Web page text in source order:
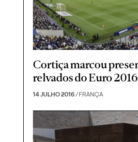
Cortiça marcou
relvados do Euro 2016
14 JULHO 2016/ FRANÇA